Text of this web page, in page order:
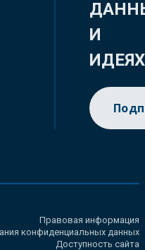
И
ИДЕЯХ
Правовая информация
конфиденциальных данных
Доступность сайта